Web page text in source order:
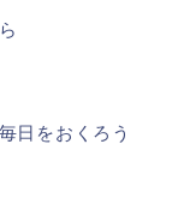
日をおくろう